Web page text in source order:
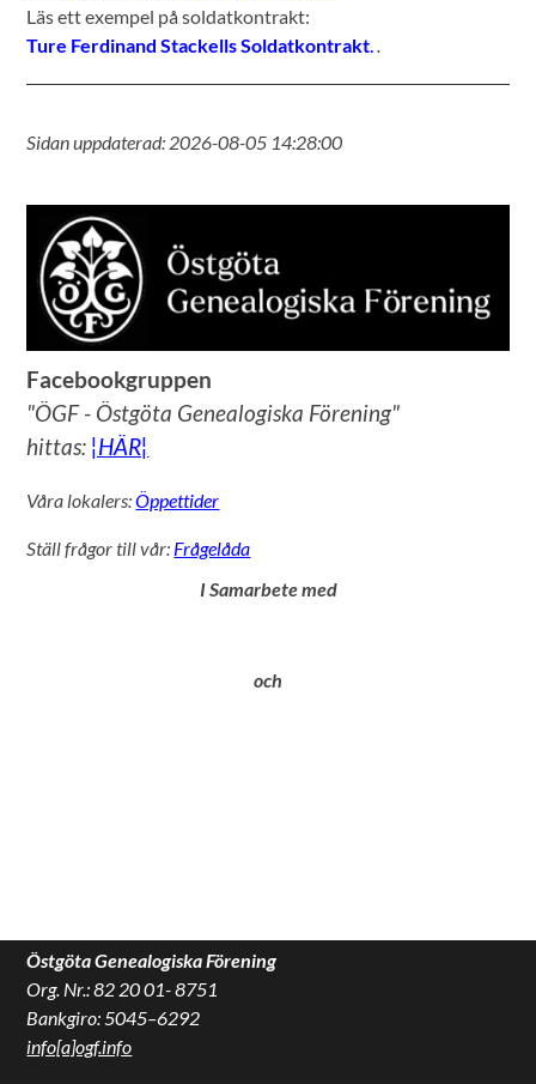
Läs ett exempel på soldatkontrakt:
Ture Ferdinand Stackells Soldatkontrakt..
Sidan uppdaterad: 2026-08-05 14:28:00
Facebookgruppen
"ÖGF - Östgöta Genealogiska Förening"
hittas: ¦HÄR¦
Våra lokalers:Öppettider
Ställ frågor till vår: Frågelåda
I Samarbete med
och
Östgöta Genealogiska Förening
Org. Nr.: 82 20 01- 8751
Bankgiro: 5045–6292
info[a]ogf.info